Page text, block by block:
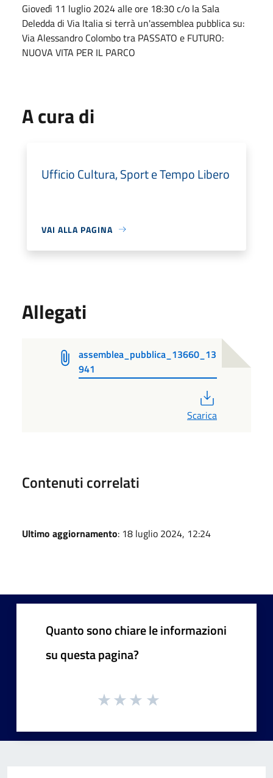
Giovedì 11 luglio 2024 alle ore 18:30 c/o la Sala
Deledda di Via Italia si terrà un'assemblea pubblica su:
Via Alessandro Colombo tra PASSATO e FUTURO:
NUOVA VITA PER IL PARCO
A cura di
Ufficio Cultura, Sport e Tempo Libero
VAI ALLA PAGINA
Allegati
assemblea_pubblica_13660_13
941
Scarica
Contenuti correlati
Ultimo aggiornamento: 18 luglio 2024, 12:24
Quanto sono chiare le informazioni
su questa pagina?